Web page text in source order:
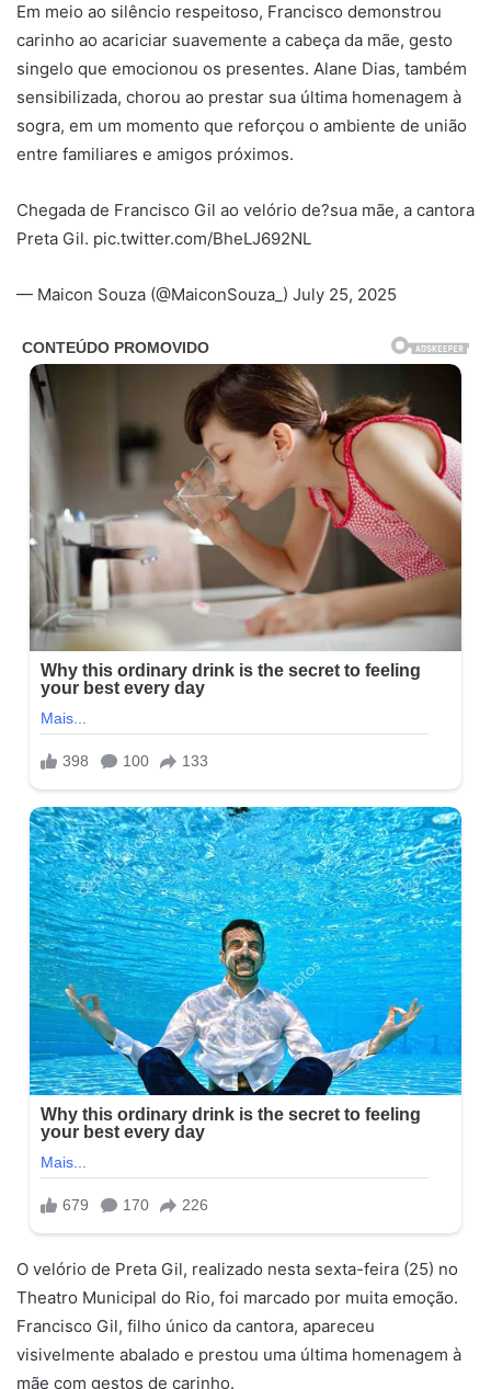
Em meio ao silêncio respeitoso, Francisco demonstrou
carinho ao acariciar suavemente a cabeça da mãe, gesto
singelo que emocionou os presentes. Alane Dias, também
sensibilizada, chorou ao prestar sua última homenagem à
sogra, em um momento que reforçou o ambiente de união
entre familiares e amigos próximos.
Chegada de Francisco Gil ao velório de?sua mãe, a cantora
Preta Gil. pic.twitter.com/BheLJ692NL
— Maicon Souza (@MaiconSouza_) July 25, 2025
O velório de Preta Gil, realizado nesta sexta-feira (25) no
Theatro Municipal do Rio, foi marcado por muita emoção.
Francisco Gil, filho único da cantora, apareceu
visivelmente abalado e prestou uma última homenagem à
mãe com gestos de carinho.